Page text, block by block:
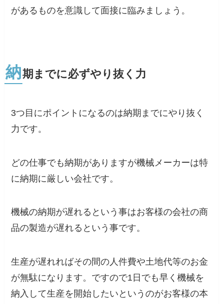
があるものを意識して面接に臨みましょう。
納期までに必ずやり抜く力
3つ目にポイントになるのは納期までにやり抜く
力です。
どの仕事でも納期がありますが機械メーカーは特
に納期に厳しい会社です。
機械の納期が遅れるという事はお客様の会社の商
品の製造が遅れるという事です。
生産が遅れればその間の人件費や土地代等のお金
が無駄になります。ですので1日でも早く機械を
納入して生産を開始したいというのがお客様の本